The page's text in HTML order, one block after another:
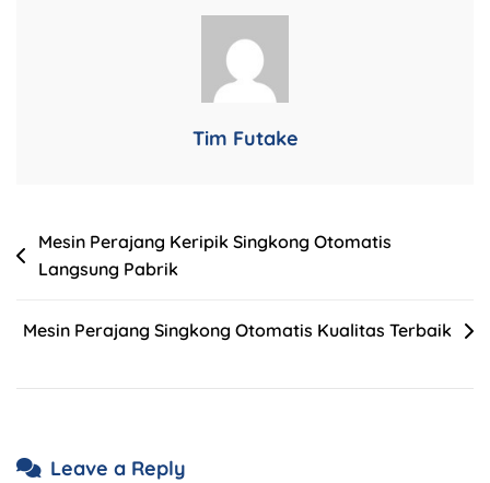
Tim Futake
Mesin Perajang Keripik Singkong Otomatis
Langsung Pabrik
Mesin Perajang Singkong Otomatis Kualitas Terbaik
Leave a Reply